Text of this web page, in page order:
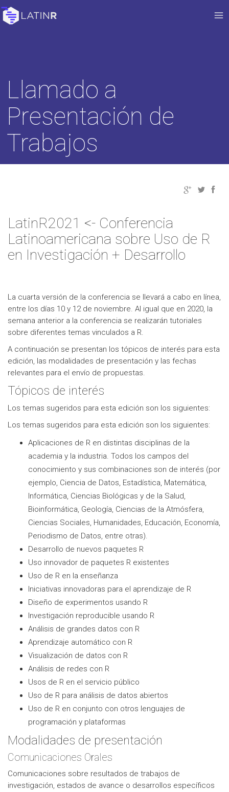
Llamado a
Presentación de
Trabajos
LatinR2021 <- Conferencia
Latinoamericana sobre Uso de R
en Investigación + Desarrollo
La cuarta versión de la conferencia se llevará a cabo en línea,
entre los días 10 y 12 de noviembre. Al igual que en 2020, la
semana anterior a la conferencia se realizarán tutoriales
sobre diferentes temas vinculados a R.
A continuación se presentan los tópicos de interés para esta
edición, las modalidades de presentación y las fechas
relevantes para el envío de propuestas.
Tópicos de interés
Los temas sugeridos para esta edición son los siguientes:
Los temas sugeridos para esta edición son los siguientes:
Aplicaciones de R en distintas disciplinas de la
academia y la industria. Todos los campos del
conocimiento y sus combinaciones son de interés (por
ejemplo, Ciencia de Datos, Estadística, Matemática,
Informática, Ciencias Biológicas y de la Salud,
Bioinformática, Geología, Ciencias de la Atmósfera,
Ciencias Sociales, Humanidades, Educación, Economía,
Periodismo de Datos, entre otras).
Desarrollo de nuevos paquetes R
Uso innovador de paquetes R existentes
Uso de R en la enseñanza
Iniciativas innovadoras para el aprendizaje de R
Diseño de experimentos usando R
Investigación reproducible usando R
Análisis de grandes datos con R
Aprendizaje automático con R
Visualización de datos con R
Análisis de redes con R
Usos de R en el servicio público
Uso de R para análisis de datos abiertos
Uso de R en conjunto con otros lenguajes de
programación y plataformas
Modalidades de presentación
Comunicaciones Orales
Comunicaciones sobre resultados de trabajos de
investigación, estados de avance o desarrollos específicos